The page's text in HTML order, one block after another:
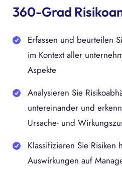
360-Grad
Erfassen und beurteilen
im Kontext aller
Aspekte
Analysieren Sie
untereinander und
Ursache- und
Klassifizieren Sie Risiken
Auswirkungen auf